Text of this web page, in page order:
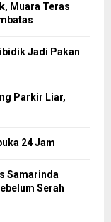
Muara Teras
Jadi Pakan
Parkir Liar,
24 Jam
Samarinda
Serah